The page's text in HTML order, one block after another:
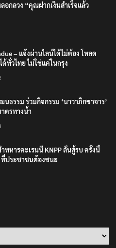
อกลวง “คุณฝากเงินสำเร็จแล้ว
– แจ้งผ่านไลน์ได้ไม่ต้อง โหลด
ด้ทั่วไทย ไม่ใช่แค่ในกรุง
ธรรม ร่วมกิจกรรม ‘นาวาภิกขาจาร’
ตรทางน้ำ
ทหารคะเรนนี KNPP ลั่นสู้รบ ครั้งนี้
ที่ประชาชนต้องชนะ